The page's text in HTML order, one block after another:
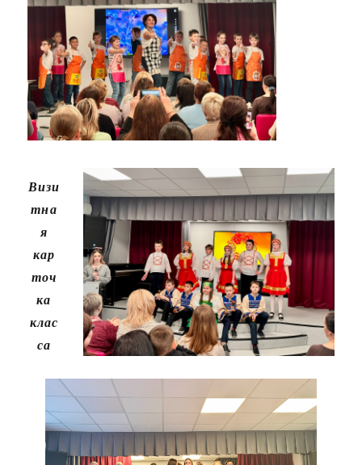
Визи
тна
я
кар
точ
ка
клас
са